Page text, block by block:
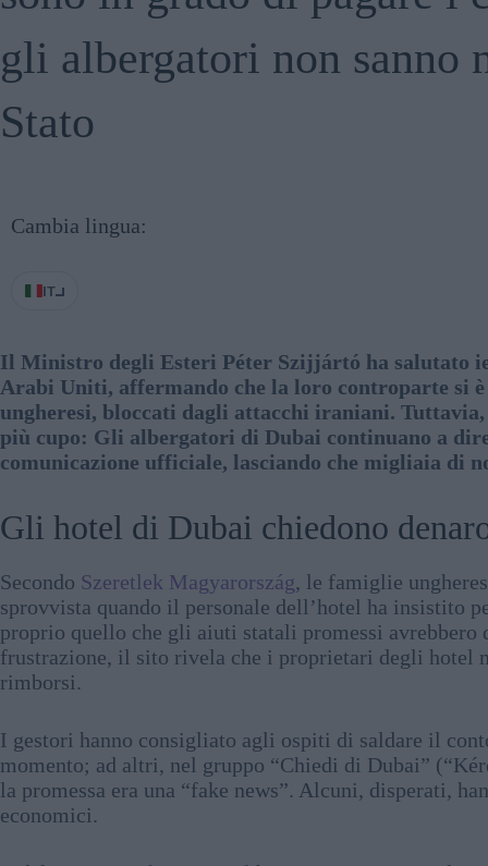
gli albergatori non sanno
Stato
Cambia lingua:
IT
Il Ministro degli Esteri Péter Szijjártó ha salutato
Arabi Uniti, affermando che la loro controparte si
ungheresi, bloccati dagli attacchi iraniani.
più cupo: Gli albergatori di Dubai continuano a
comunicazione ufficiale, lasciando che migliaia di
Gli hotel di Dubai chiedono
Secondo Szeretlek Magyarország, le famiglie
sprovvista quando il personale dell’hotel ha insistito
proprio quello che gli aiuti statali promessi avrebbero
frustrazione, il sito rivela che i proprietari degli hotel
rimborsi.
I gestori hanno consigliato agli ospiti di saldare il
momento; ad altri, nel gruppo “Chiedi di Dubai”
la promessa era una “fake news”. Alcuni, disperati,
economici.